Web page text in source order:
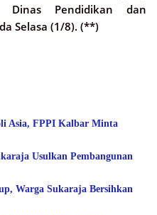
Dinas Pendidikan dan
Selasa (1/8). (**)
Asia, FPPI Kalbar Minta
Usulkan Pembangunan
Warga Sukaraja Bersihkan